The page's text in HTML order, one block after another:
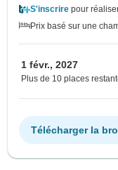
S'inscrire pour
Prix basé sur une
1 févr., 2027
Plus de 10 places
Télécharger la